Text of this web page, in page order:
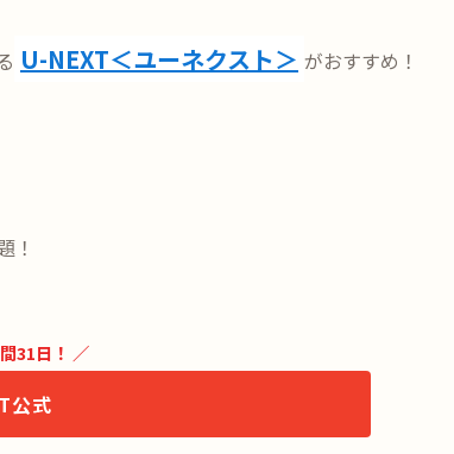
U-NEXT＜ユーネクスト＞ がおすすめ！
！
31日！ ／
公式